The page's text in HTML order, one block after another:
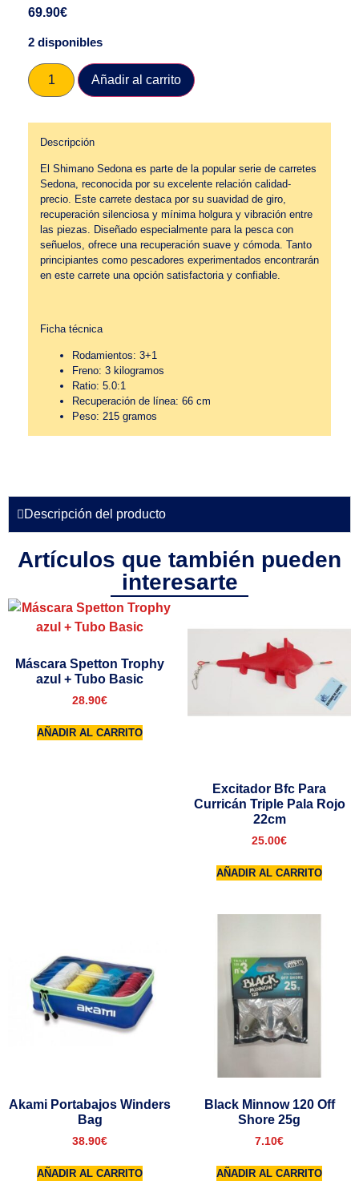
69.90€
2 disponibles
Añadir al carrito
Descripción
El Shimano Sedona es parte de la popular serie de carretes
Sedona, reconocida por su excelente relación calidad-
precio. Este carrete destaca por su suavidad de giro,
recuperación silenciosa y mínima holgura y vibración entre
las piezas. Diseñado especialmente para la pesca con
señuelos, ofrece una recuperación suave y cómoda. Tanto
principiantes como pescadores experimentados encontrarán
en este carrete una opción satisfactoria y confiable.
Ficha técnica
Rodamientos: 3+1
Freno: 3 kilogramos
Ratio: 5.0:1
Recuperación de línea: 66 cm
Peso: 215 gramos
Descripción del producto
Artículos que también pueden
interesarte
Máscara Spetton Trophy
azul + Tubo Basic
28.90€
AÑADIR AL CARRITO
Excitador Bfc Para
Curricán Triple Pala Rojo
22cm
25.00€
AÑADIR AL CARRITO
Akami Portabajos Winders
Bag
38.90€
AÑADIR AL CARRITO
Black Minnow 120 Off
Shore 25g
7.10€
AÑADIR AL CARRITO